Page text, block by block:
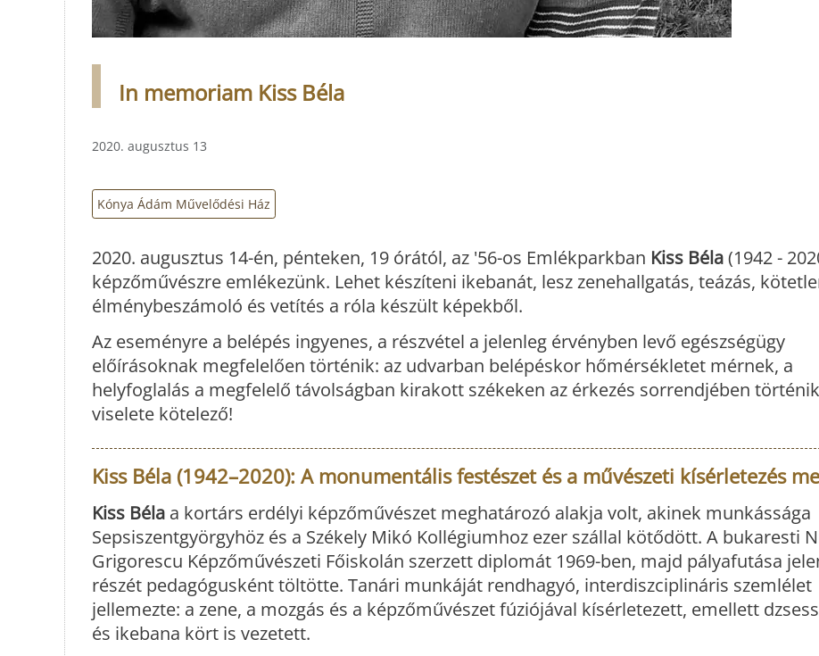
In memoriam Kiss Béla
2020. augusztus 13
Kónya Ádám Művelődési Ház
2020. augusztus 14-én, pénteken, 19 órától, az '56-os Emlékparkban Kiss Béla(1942 -
képzőművészre emlékezünk. Lehet készíteni ikebanát, lesz zenehallgatás, teázás,
élménybeszámoló és vetítés a róla készült képekből.
Az eseményre a belépés ingyenes, a részvétel a jelenleg érvényben levő egészségügy
előírásoknak megfelelően történik: az udvarban belépéskor hőmérsékletet mérnek, a
helyfoglalás a megfelelő távolságban kirakott székeken az érkezés sorrendjében
viselete kötelező!
Kiss Béla (1942–2020): A monumentális festészet és a művészeti kísérletezés
Kiss Béla a kortárs erdélyi képzőművészet meghatározó alakja volt, akinek munkássága
Sepsiszentgyörgyhöz és a Székely Mikó Kollégiumhoz ezer szállal kötődött. A bukaresti
Grigorescu Képzőművészeti Főiskolán szerzett diplomát 1969-ben, majd pályafutása
részét pedagógusként töltötte. Tanári munkáját rendhagyó, interdiszciplináris szemlélet
jellemezte: a zene, a mozgás és a képzőművészet fúziójával kísérletezett, emellett
és ikebana kört is vezetett.